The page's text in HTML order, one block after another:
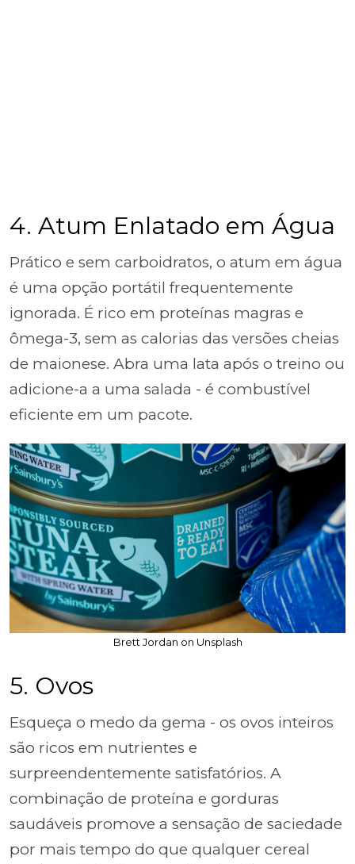
4. Atum Enlatado em Água
Prático e sem carboidratos, o atum em água
é uma opção portátil frequentemente
ignorada. É rico em proteínas magras e
ômega-3, sem as calorias das versões cheias
de maionese. Abra uma lata após o treino ou
adicione-a a uma salada - é combustível
eficiente em um pacote.
Brett Jordan on Unsplash
5. Ovos
Esqueça o medo da gema - os ovos inteiros
são ricos em nutrientes e
surpreendentemente satisfatórios. A
combinação de proteína e gorduras
saudáveis promove a sensação de saciedade
por mais tempo do que qualquer cereal